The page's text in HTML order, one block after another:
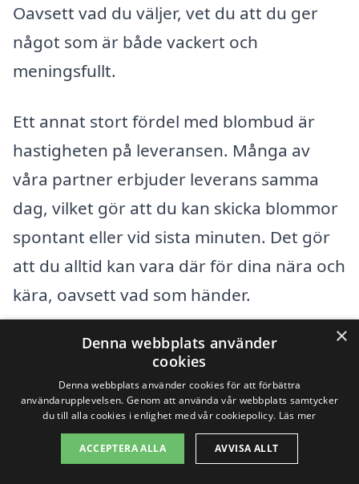
Oavsett vad du väljer, vet du att du ger
något som är både vackert och
meningsfullt.
Ett annat stort fördel med blombud är
hastigheten på leveransen. Många av
våra partner erbjuder leverans samma
dag, vilket gör att du kan skicka blommor
spontant eller vid sista minuten. Det gör
att du alltid kan vara där för dina nära och
kära, oavsett vad som händer.
För att göra hela processen ännu enklare,
även en smidig plattform där du kan
jämföra olika blomsterleverantörer och
deras utbud. Du kan enkelt se priser,
×
Denna webbplats använder
cookies
Denna webbplats använder cookies för att förbättra
användarupplevelsen. Genom att använda vår webbplats samtycker
du till alla cookies i enlighet med vår cookiepolicy. Läs mer
ACCEPTERA ALLA AVVISA ALLT